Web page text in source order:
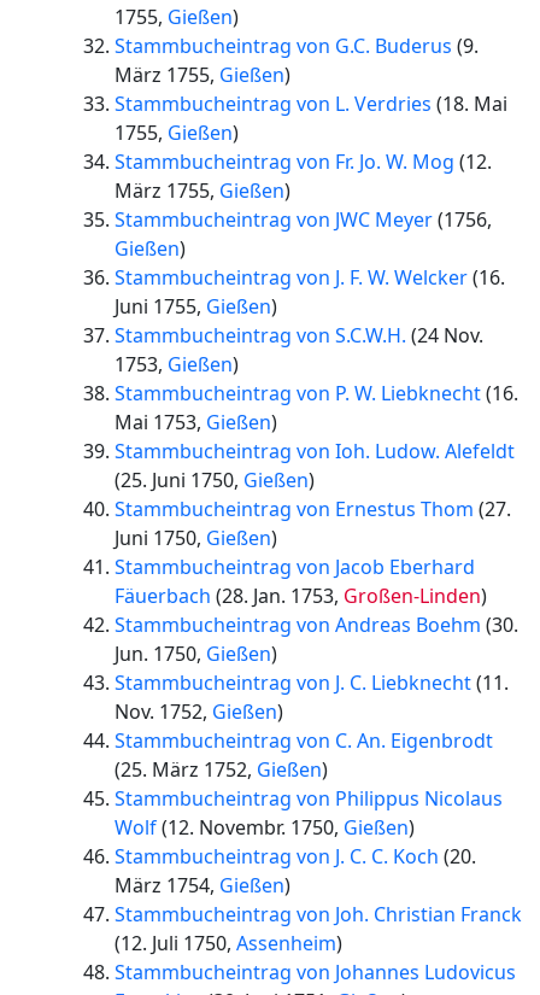
1755, Gießen)
Stammbucheintrag von G.C. Buderus (9.
März 1755, Gießen)
Stammbucheintrag von L. Verdries (18. Mai
1755, Gießen)
Stammbucheintrag von Fr. Jo. W. Mog (12.
März 1755, Gießen)
Stammbucheintrag von JWC Meyer(1756,
Gießen)
Stammbucheintrag von J. F. W. Welcker(16.
Juni 1755, Gießen)
Stammbucheintrag von S.C.W.H. (24 Nov.
1753, Gießen)
Stammbucheintrag von P. W. Liebknecht(16.
Mai 1753, Gießen)
Stammbucheintrag von Ioh. Ludow. Alefeldt
(25. Juni 1750, Gießen)
Stammbucheintrag von Ernestus Thom (27.
Juni 1750, Gießen)
Stammbucheintrag von Jacob Eberhard
Fäuerbach (28. Jan. 1753, Großen-Linden)
Stammbucheintrag von Andreas Boehm (30.
Jun. 1750, Gießen)
Stammbucheintrag von J. C. Liebknecht(11.
Nov. 1752, Gießen)
Stammbucheintrag von C. An. Eigenbrodt
(25. März 1752, Gießen)
Stammbucheintrag von Philippus Nicolaus
Wolf(12. Novembr. 1750, Gießen)
Stammbucheintrag von J. C. C. Koch (20.
März 1754, Gießen)
Stammbucheintrag von Joh. Christian Franck
(12. Juli 1750,Assenheim)
Stammbucheintrag von Johannes Ludovicus